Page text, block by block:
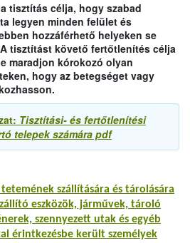
tisztítás célja, hogy szabad
legyen minden felület és
hozzáférhető helyeken se
tisztítást követő fertőtlenítés célja
maradjon kórokozó olyan
hogy az betegséget vagy
Tisztítási- és fertőtlenítési
telepek számára pdf
szállítására és tárolására
eszközök, járművek, tároló
szennyezett utak és egyéb
érintkezésbe került személyek